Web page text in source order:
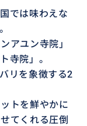
では味わえな
アユン寺院」
寺院」。
リを象徴する2
トを鮮やかに
てくれる圧倒